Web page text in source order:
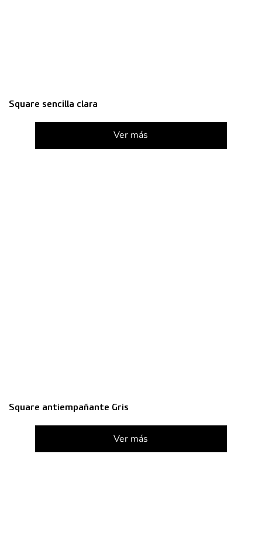
Square sencilla clara
Ver más
Square antiempañante Gris
Ver más